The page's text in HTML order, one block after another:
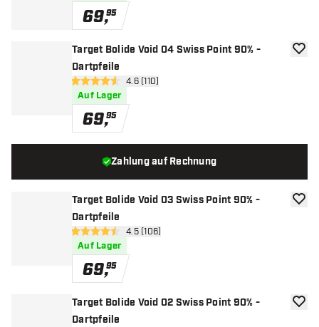
69,95
Target Bolide Void 04 Swiss Point 90% -
Dartpfeile
Bewertungsbereich öffnen
4.6 Bewertungssterne
4.6 (110)
Auf Lager
69,95
Zur
Target Bolide Void 03 Swiss Point 90% -
Dartpfeile
Bewertungsbereich öffnen
4.5 Bewertungssterne
4.5 (106)
Auf Lager
69,95
Zur
Target Bolide Void 02 Swiss Point 90% -
Dartpfeile
Zur
Zahlung auf Rechnung